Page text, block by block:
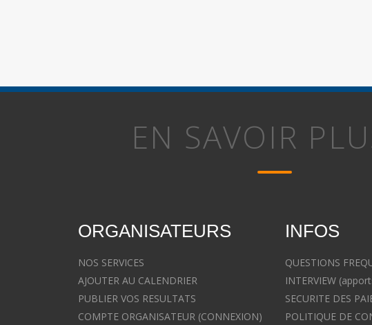
EN SAVOIR
ORGANISATEURS
NOS SERVICES
AJOUTER AU CALENDRIER
PUBLIER VOS RESULTATS
COMPTE ORGANISATEUR (CONNEXION)
INFOS
QUESTIONS
INTERVIEW
SECURITE DES
POLITIQUE DE